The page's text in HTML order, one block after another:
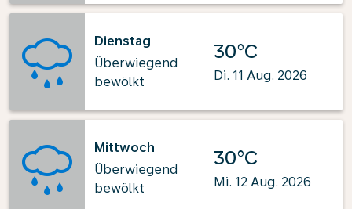
Dienstag
Überwiegend
bewölkt
30°C
Di. 11 Aug. 2026
Mittwoch
Überwiegend
bewölkt
30°C
Mi. 12 Aug. 2026